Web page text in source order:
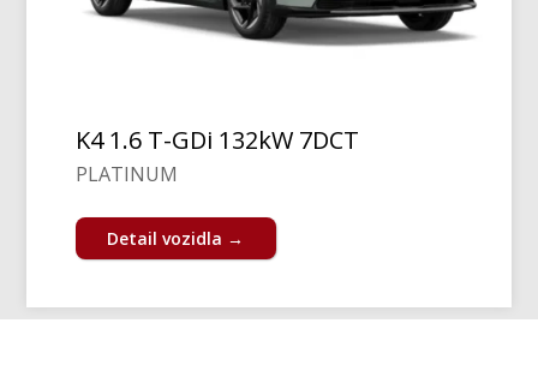
K4 1.6 T-GDi 132kW 7DCT
PLATINUM
Detail vozidla →